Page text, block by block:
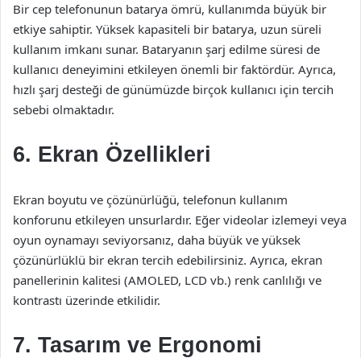
Bir cep telefonunun batarya ömrü, kullanımda büyük bir
etkiye sahiptir. Yüksek kapasiteli bir batarya, uzun süreli
kullanım imkanı sunar. Bataryanın şarj edilme süresi de
kullanıcı deneyimini etkileyen önemli bir faktördür. Ayrıca,
hızlı şarj desteği de günümüzde birçok kullanıcı için tercih
sebebi olmaktadır.
6. Ekran Özellikleri
Ekran boyutu ve çözünürlüğü, telefonun kullanım
konforunu etkileyen unsurlardır. Eğer videolar izlemeyi veya
oyun oynamayı seviyorsanız, daha büyük ve yüksek
çözünürlüklü bir ekran tercih edebilirsiniz. Ayrıca, ekran
panellerinin kalitesi (AMOLED, LCD vb.) renk canlılığı ve
kontrastı üzerinde etkilidir.
7. Tasarım ve Ergonomi